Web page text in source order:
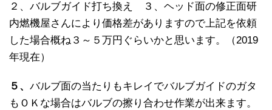
２、バルブガイド打ち換え ３、ヘッド面の修正面研
内燃機屋さんにより価格差がありますので上記を依頼
した場合概ね３～５万円ぐらいかと思います。（2019
年現在）
５、 バルブ面の当たりもキレイでバルブガイドのガタ
もＯＫな場合はバルブの擦り合わせ作業が出来ます。